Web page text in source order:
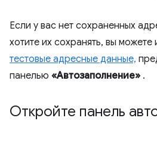
Если у вас нет сохраненных
хотите их сохранять, вы можете
тестовые адресные данные,
панелью «Автозаполнение» .
Откройте панель